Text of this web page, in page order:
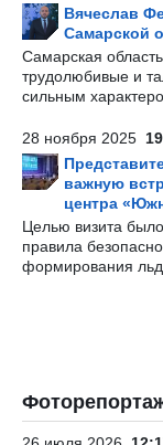
Вячеслав
Самарской
Самарская
трудолюбивые и
сильным
28 ноября 2025
важную
центра
Целью визита
правила
формирования